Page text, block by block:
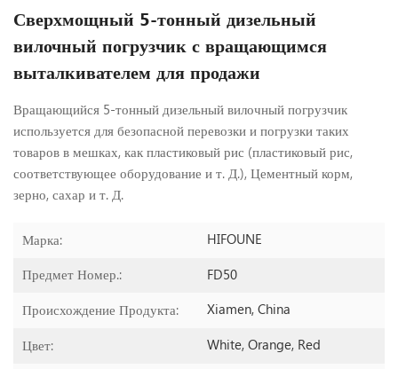
Сверхмощный 5-тонный дизельный
вилочный погрузчик с вращающимся
выталкивателем для продажи
Вращающийся 5-тонный дизельный вилочный погрузчик
используется для безопасной перевозки и погрузки таких
товаров в мешках, как пластиковый рис (пластиковый рис,
соответствующее оборудование и т. Д.), Цементный корм,
зерно, сахар и т. Д.
Марка: HIFOUNE
Предмет Номер.: FD50
Происхождение Продукта: Xiamen, China
Цвет: White, Orange, Red